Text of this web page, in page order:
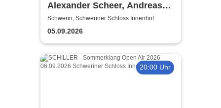
Alexander Scheer, Andreas
Dresen & Band - Fernseher
aus, Sternschnuppen an!
Schwerin, Schweriner Schloss Innenhof
05.09.2026
20:00 Uhr